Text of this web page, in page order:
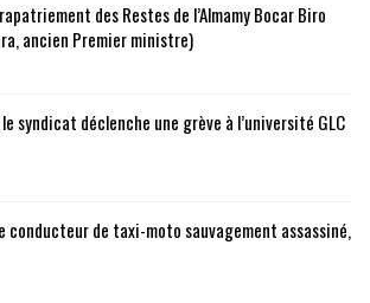
des Restes de l’Almamy Bocar Biro
ancien Premier ministre)
syndicat déclenche une grève à l’université GLC
conducteur de taxi-moto sauvagement assassiné,